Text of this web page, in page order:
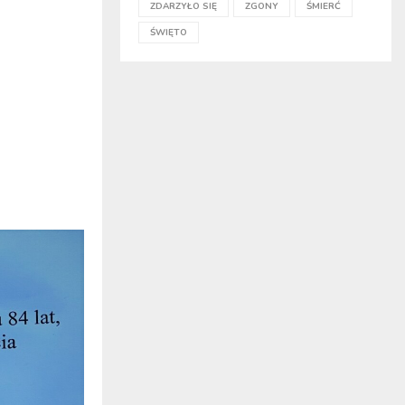
ZDARZYŁO SIĘ ZGONY ŚMIERĆ
ŚWIĘTO